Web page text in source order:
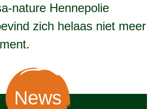
nature Hennepolie
zich helaas niet meer
News